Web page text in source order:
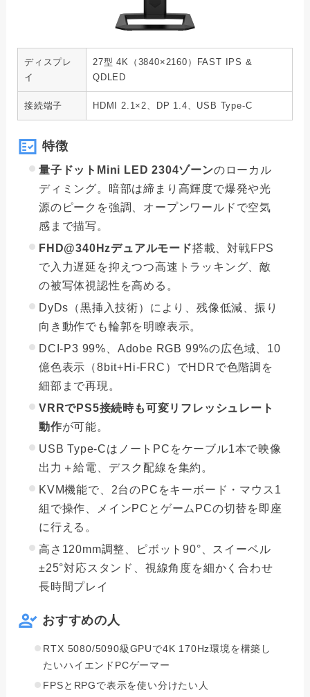
ディスプレ
イ
27型 4K（3840×2160）FAST IPS &
QDLED
接続端子 HDMI 2.1×2、DP 1.4、USB Type-C
特徴
量子ドットMini LED 2304ゾーンのローカル
ディミング。暗部は締まり高輝度で爆発や光
源のピークを強調、オープンワールドで空気
感まで描写。
FHD@340Hzデュアルモード搭載、対戦FPS
で入力遅延を抑えつつ高速トラッキング、敵
の被写体視認性を高める。
DyDs（黒挿入技術）により、残像低減、振り
向き動作でも輪郭を明瞭表示。
DCI-P3 99%、Adobe RGB 99%の広色域、10
億色表示（8bit+Hi-FRC）でHDRで色階調を
細部まで再現。
VRRでPS5接続時も可変リフレッシュレート
動作が可能。
USB Type-CはノートPCをケーブル1本で映像
出力＋給電、デスク配線を集約。
KVM機能で、2台のPCをキーボード・マウス1
組で操作、メインPCとゲームPCの切替を即座
に行える。
高さ120mm調整、ピボット90°、スイーベル
±25°対応スタンド、視線角度を細かく合わせ
長時間プレイ
おすすめの人
RTX 5080/5090級GPUで4K 170Hz環境を構築し
たいハイエンドPCゲーマー
FPSとRPGで表示を使い分けたい人